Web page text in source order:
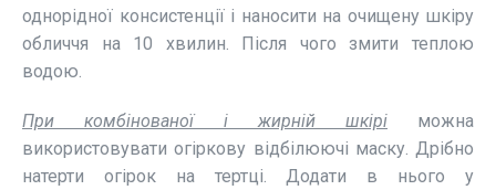
однорідної консистенції і наносити на очищену шкіру
обличчя на 10 хвилин. Після чого змити теплою
водою.
При комбінованої і жирній шкірі можна
використовувати огіркову відбілюючі маску. Дрібно
натерти огірок на тертці. Додати в нього у